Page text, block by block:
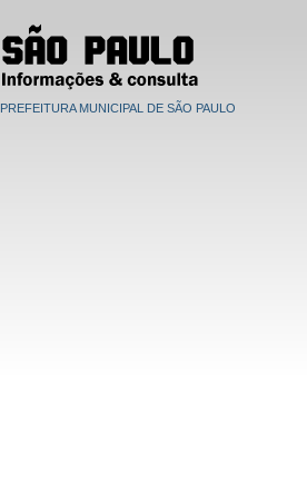
PREFEITURA MUNICIPAL DE SÃO PAULO